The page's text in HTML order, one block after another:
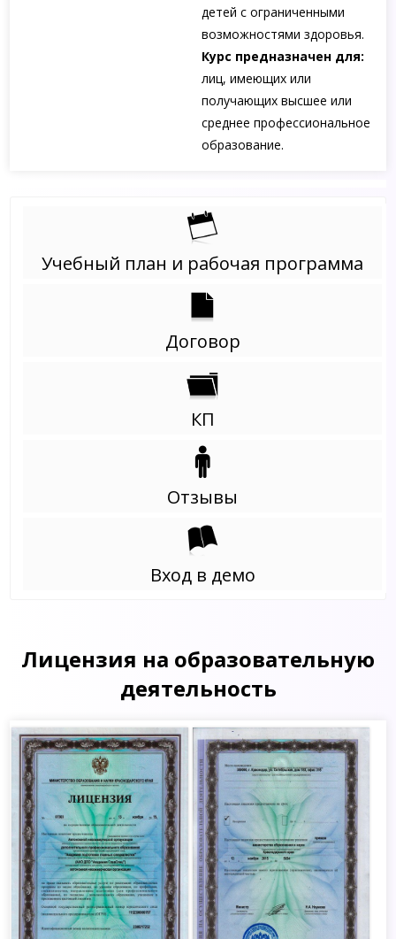
детей с ограниченными
возможностями здоровья.
Курс предназначен для:
лиц, имеющих или
получающих высшее или
среднее профессиональное
образование.
Учебный план и рабочая программа
Договор
КП
Отзывы
Вход в демо
Лицензия на образовательную
деятельность